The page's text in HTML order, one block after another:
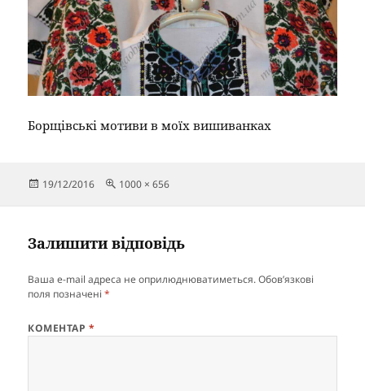
Борщівські мотиви в моїх вишиванках
Опубліковано
19/12/2016
Повний
1000 × 656
Залишити відповідь
Ваша e-mail адреса не оприлюднюватиметься. Обов’язкові
поля позначені*
КОМЕНТАР *